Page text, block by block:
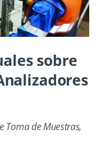
sobre
Toma de Muestras,